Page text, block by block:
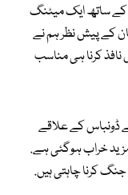
کے ساتھ ایک میٹنگ
کے پیش نظر ہم نے
نافذ کرنا ہی مناسب
ڈونباس کے علاقے
خراب ہوگئی ہے.
کرنا چاہتی ہیں.